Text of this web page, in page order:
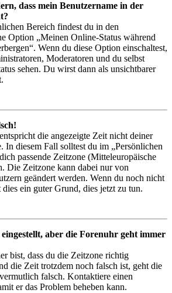
dass mein Benutzername in der
Bereich findest du in den
Option „Meinen Online-Status während
Wenn du diese Option einschaltest,
Moderatoren und du selbst
sehen. Du wirst dann als unsichtbarer
die angezeigte Zeit nicht deiner
In diesem Fall solltest du im „Persönlichen
passende Zeitzone (Mitteleuropäische
Die Zeitzone kann dabei nur von
geändert werden. Wenn du noch nicht
ein guter Grund, dies jetzt zu tun.
aber die Forenuhr geht immer
bist, dass du die Zeitzone richtig
die Zeit trotzdem noch falsch ist, geht die
falsch. Kontaktiere einen
er das Problem beheben kann.